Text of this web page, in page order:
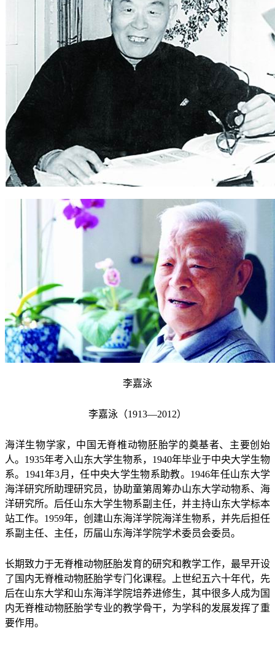
李嘉泳
李嘉泳（1913—2012）
海洋生物学家，中国无脊椎动物胚胎学的奠基者、主要创始
人。1935年考入山东大学生物系，1940年毕业于中央大学生物
系。1941年3月，任中央大学生物系助教。1946年任山东大学
海洋研究所助理研究员，协助童第周筹办山东大学动物系、海
洋研究所。后任山东大学生物系副主任，并主持山东大学标本
站工作。1959年，创建山东海洋学院海洋生物系，并先后担任
系副主任、主任，历届山东海洋学院学术委员会委员。
长期致力于无脊椎动物胚胎发育的研究和教学工作，最早开设
了国内无脊椎动物胚胎学专门化课程。上世纪五六十年代，先
后在山东大学和山东海洋学院培养进修生，其中很多人成为国
内无脊椎动物胚胎学专业的教学骨干，为学科的发展发挥了重
要作用。